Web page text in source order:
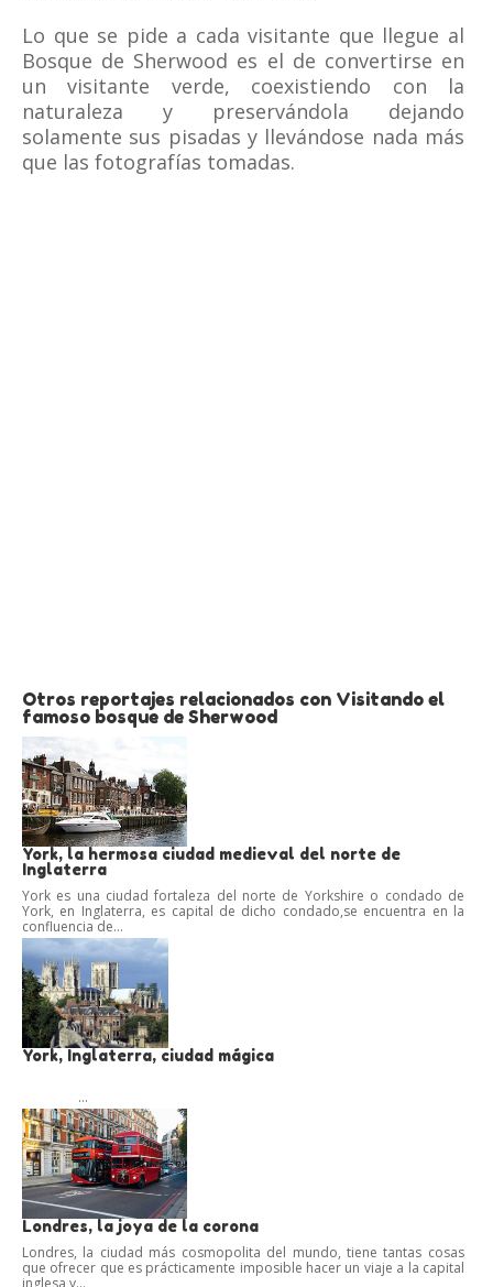
Lo que se pide a cada visitante que llegue al
Bosque de Sherwood es el de convertirse en
un visitante verde, coexistiendo con la
naturaleza y preservándola dejando
solamente sus pisadas y llevándose nada más
que las fotografías tomadas.
Otros reportajes relacionados con Visitando el
famoso bosque de Sherwood
York, la hermosa ciudad medieval del norte de
Inglaterra
York es una ciudad fortaleza del norte de Yorkshire o condado de
York, en Inglaterra, es capital de dicho condado,se encuentra en la
confluencia de...
York, Inglaterra, ciudad mágica
...
Londres, la joya de la corona
Londres, la ciudad más cosmopolita del mundo, tiene tantas cosas
que ofrecer que es prácticamente imposible hacer un viaje a la capital
inglesa y...